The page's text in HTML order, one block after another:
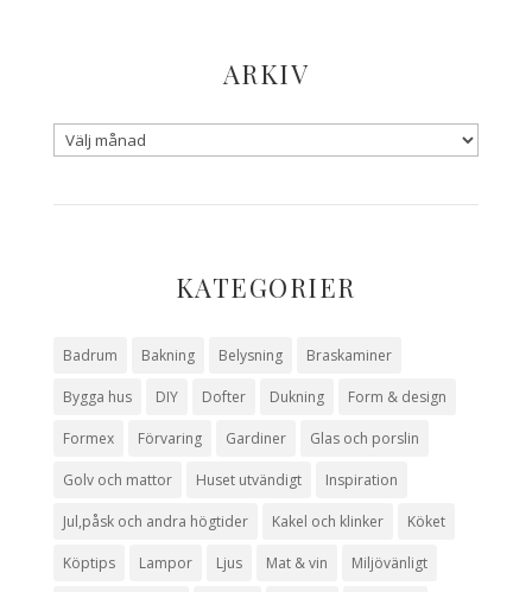
ARKIV
KATEGORIER
Badrum Bakning Belysning Braskaminer
Bygga hus DIY Dofter Dukning Form & design
Formex Förvaring Gardiner Glas och porslin
Golv och mattor Huset utvändigt Inspiration
Jul,påsk och andra högtider Kakel och klinker Köket
Köptips Lampor Ljus Mat & vin Miljövänligt